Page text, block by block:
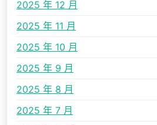
2025 年 12 月
2025 年 11 月
2025 年 10 月
2025 年 9 月
2025 年 8 月
2025 年 7 月